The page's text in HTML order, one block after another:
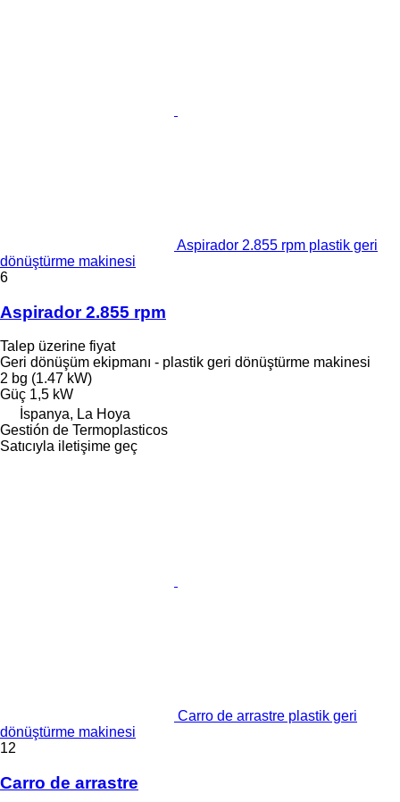
Aspirador 2.855 rpm plastik geri
dönüştürme makinesi
6
Aspirador 2.855 rpm
Talep üzerine fiyat
Geri dönüşüm ekipmanı - plastik geri dönüştürme makinesi
2 bg (1.47 kW)
Güç 1,5 kW
İspanya, La Hoya
Gestión de Termoplasticos
Satıcıyla iletişime geç
Carro de arrastre plastik geri
dönüştürme makinesi
12
Carro de arrastre